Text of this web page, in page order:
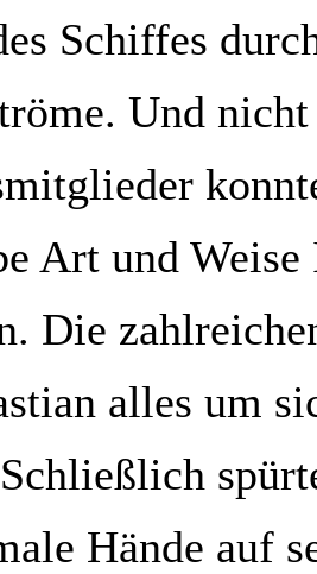
Schiffes
Und nicht
Art und
Die
alles um
Hände auf